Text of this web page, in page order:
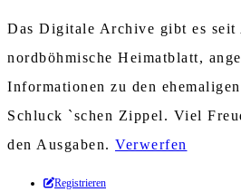
Das Digitale Archive gibt es seit
nordböhmische Heimatblatt,
Informationen zu den
Schluck `schen Zippel. Viel
den Ausgaben. Verwerfen
Zum
Registrieren